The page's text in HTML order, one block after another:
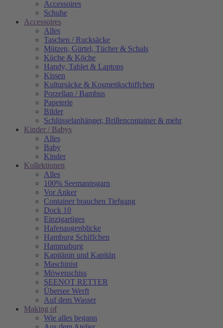
Accessoires
Schuhe
Accessoires
Alles
Taschen / Rucksäcke
Mützen, Gürtel, Tücher & Schals
Küche & Köche
Handy, Tablet & Laptops
Kissen
Kultursäcke & Kosmetikschiffchen
Porzellan / Bambus
Papeterie
Bilder
Schlüsselanhänger, Brillencontainer & mehr
Kinder / Babys
Alles
Baby
Kinder
Kollektionen
Alles
100% Seemannsgarn
Vor Anker
Container brauchen Tiefgang
Dock 10
Einzigartiges
Hafenaugen­blicke
Hamburg Schiffchen
Hammaburg
Kapitänin und Kapitän
Maschinist
Möwenschiss
SEENOT RETTER
Übersee Werft
Auf dem Wasser
Making of
Wie alles begann